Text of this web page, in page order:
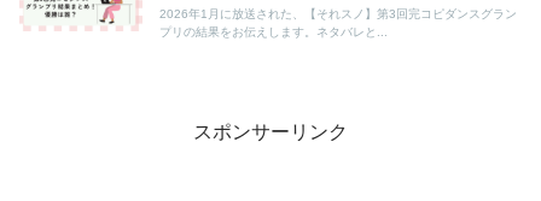
2026年1月に放送された、【それスノ】第3回完コピダンスグラン
プリの結果をお伝えします。ネタバレと...
スポンサーリンク